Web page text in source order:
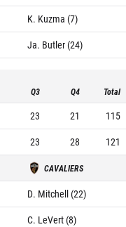
K. Kuzma (7)
Ja. Butler (24)
Q3 Q4 Total
23 21
115
23 28 121
CAVALIERS
D. Mitchell (22)
C. LeVert (8)